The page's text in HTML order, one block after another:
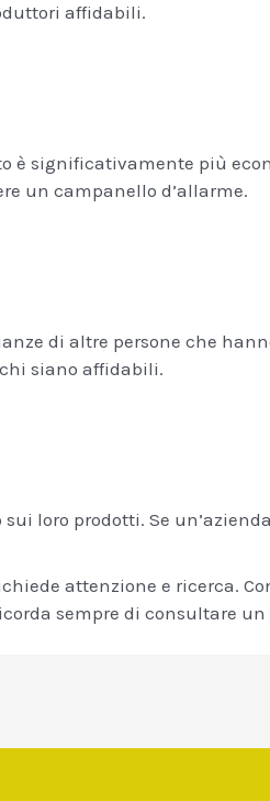
affidabili.
è significativamente più
un campanello d’allarme.
di altre persone che
siano affidabili.
loro prodotti. Se
attenzione e ricerca.
sempre di consultare